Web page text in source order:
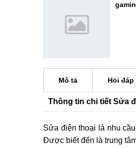
Mô tả Hỏi
Thông tin chi tiết Sửa
Sửa điện thoại là nhu
Được biết đến là trung